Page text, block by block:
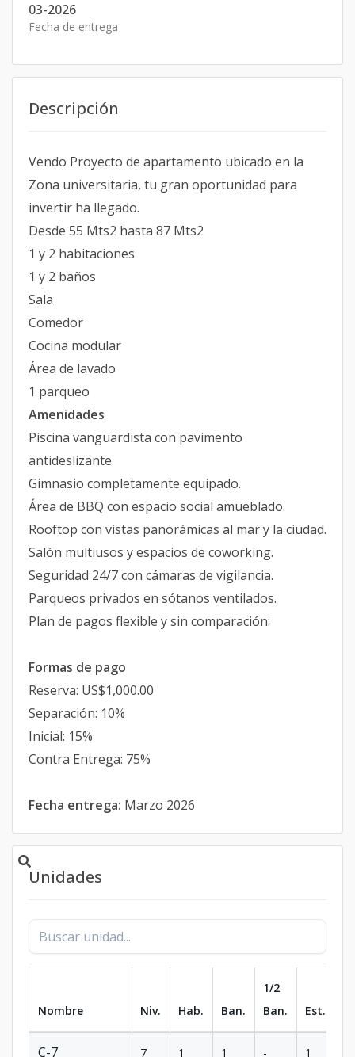
03-2026
Fecha de entrega
Descripción
Vendo Proyecto de apartamento ubicado en la
Zona universitaria, tu gran oportunidad para
invertir ha llegado.
Desde 55 Mts2 hasta 87 Mts2
1 y 2 habitaciones
1 y 2 baños
Sala
Comedor
Cocina modular
Área de lavado
1 parqueo
Amenidades
Piscina vanguardista con pavimento
antideslizante.
Gimnasio completamente equipado.
Área de BBQ con espacio social amueblado.
Rooftop con vistas panorámicas al mar y la ciudad.
Salón multiusos y espacios de coworking.
Seguridad 24/7 con cámaras de vigilancia.
Parqueos privados en sótanos ventilados.
Plan de pagos flexible y sin comparación:
Formas de pago
Reserva: US$1,000.00
Separación: 10%
Inicial: 15%
Contra Entrega: 75%
Fecha entrega: Marzo 2026
Unidades
Nombre Niv. Hab. Ban.
1/2
Ban.
Est.
C-7 7 1 1 - 1